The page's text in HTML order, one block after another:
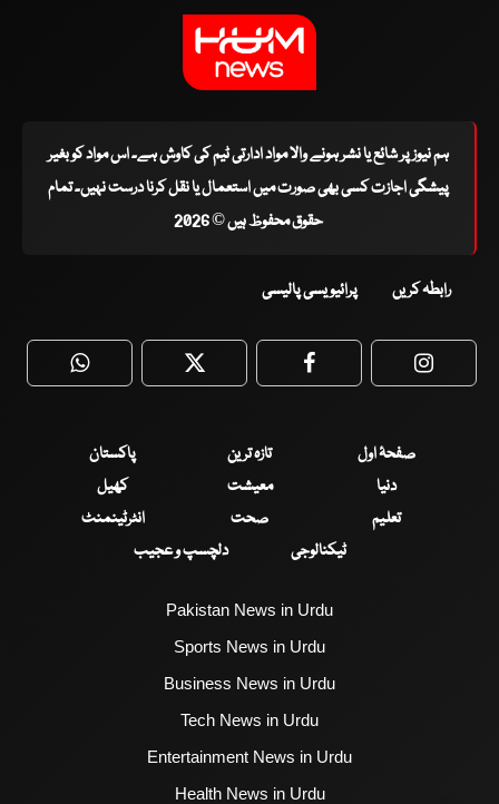
ہم نیوز پر شائع یا نشر ہونے والا مواد ادارتی ٹیم کی کاوش ہے۔ اس مواد کو بغیر
پیشگی اجازت کسی بھی صورت میں استعمال یا نقل کرنا درست نہیں۔ تمام
حقوق محفوظ ہیں © 2026
رابطہ کریں پرائیویسی پالیسی
WhatsApp Twitter Facebook
صفحۂ اول تازہ ترین
پاکستان
دنیا
معیشت
کھیل
تعلیم
صحت
انٹرٹینمنٹ
ٹیکنالوجی
دلچسپ و عجیب
Pakistan News in Urdu
Sports News in Urdu
Business News in Urdu
Tech News in Urdu
Entertainment News in Urdu
Health News in Urdu